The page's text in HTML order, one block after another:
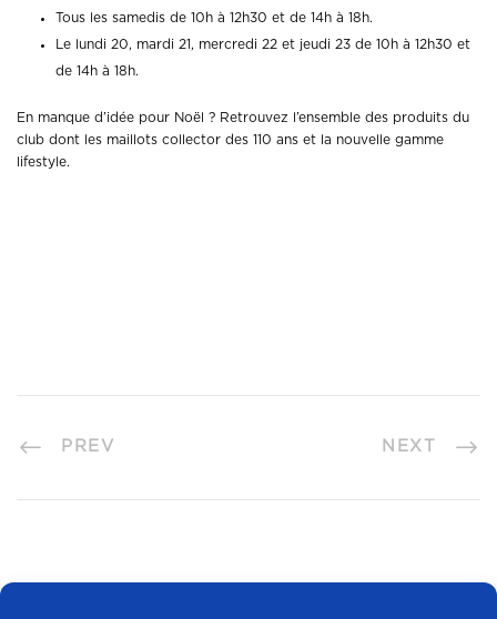
Tous les samedis de 10h à 12h30 et de 14h à 18h.
Le lundi 20, mardi 21, mercredi 22 et jeudi 23 de 10h à 12h30 et
de 14h à 18h.
En manque d’idée pour Noël ? Retrouvez l’ensemble des produits du
club dont les maillots collector des 110 ans et la nouvelle gamme
lifestyle.
PREV NEXT